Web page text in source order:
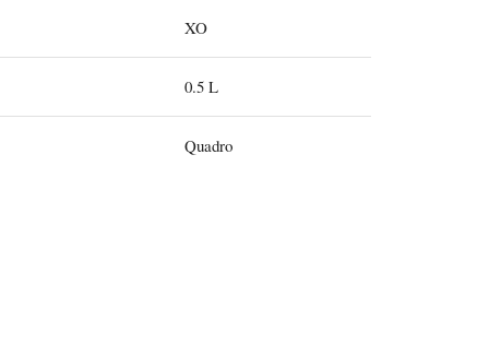
XO
0.5 L
Quadro